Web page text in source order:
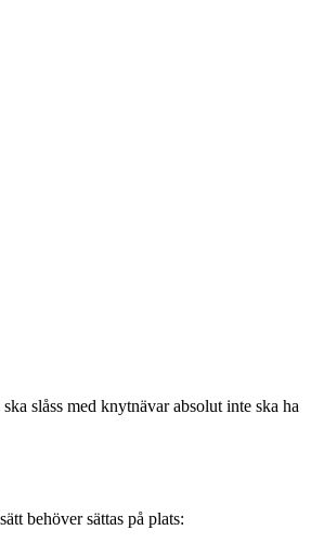
slåss med knytnävar absolut inte ska ha
behöver sättas på plats: